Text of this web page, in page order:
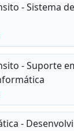
- Sistema de
- Suporte
-